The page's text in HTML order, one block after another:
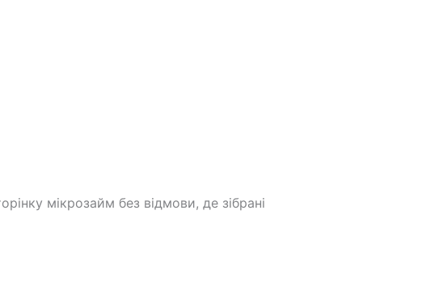
мікрозайм без відмови, де зібрані